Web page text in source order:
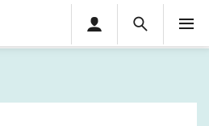
Cerca
privada